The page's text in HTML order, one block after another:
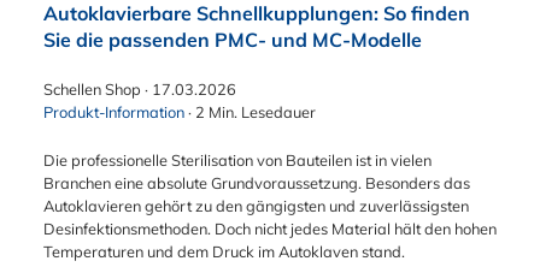
Autoklavierbare Schnellkupplungen: So finden
Sie die passenden PMC- und MC-Modelle
Schellen Shop · 17.03.2026
Produkt-Information· 2 Min. Lesedauer
Die professionelle Sterilisation von Bauteilen ist in vielen
Branchen eine absolute Grundvoraussetzung. Besonders das
Autoklavieren gehört zu den gängigsten und zuverlässigsten
Desinfektionsmethoden. Doch nicht jedes Material hält den hohen
Temperaturen und dem Druck im Autoklaven stand.